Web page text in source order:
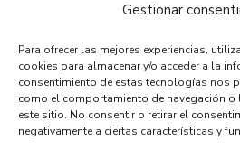
Gestionar
Para ofrecer las mejores experiencias,
cookies para almacenar y/o acceder a la
consentimiento de estas tecnologías nos
como el comportamiento de navegación o
este sitio. No consentir o retirar el
negativamente a ciertas características y
contacto con nosotros y te
necesidades.